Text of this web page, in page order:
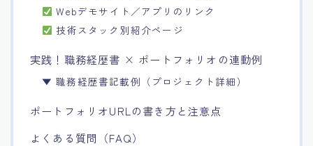
Webデモサイト／アプリのリンク
技術スタック別紹介ページ
実践！職務経歴書 × ポートフォリオの連動例
▼ 職務経歴書記載例（プロジェクト詳細）
ポートフォリオURLの書き方と注意点
よくある質問（FAQ）